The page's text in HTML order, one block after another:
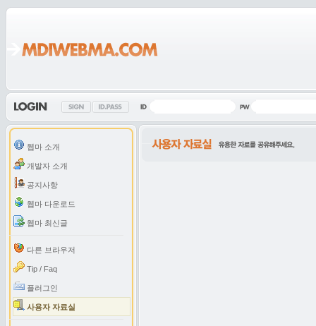
웹마 소개
개발자 소개
공지사항
웹마 다운로드
웹마 최신글
다른 브라우저
Tip / Faq
플러그인
사용자 자료실